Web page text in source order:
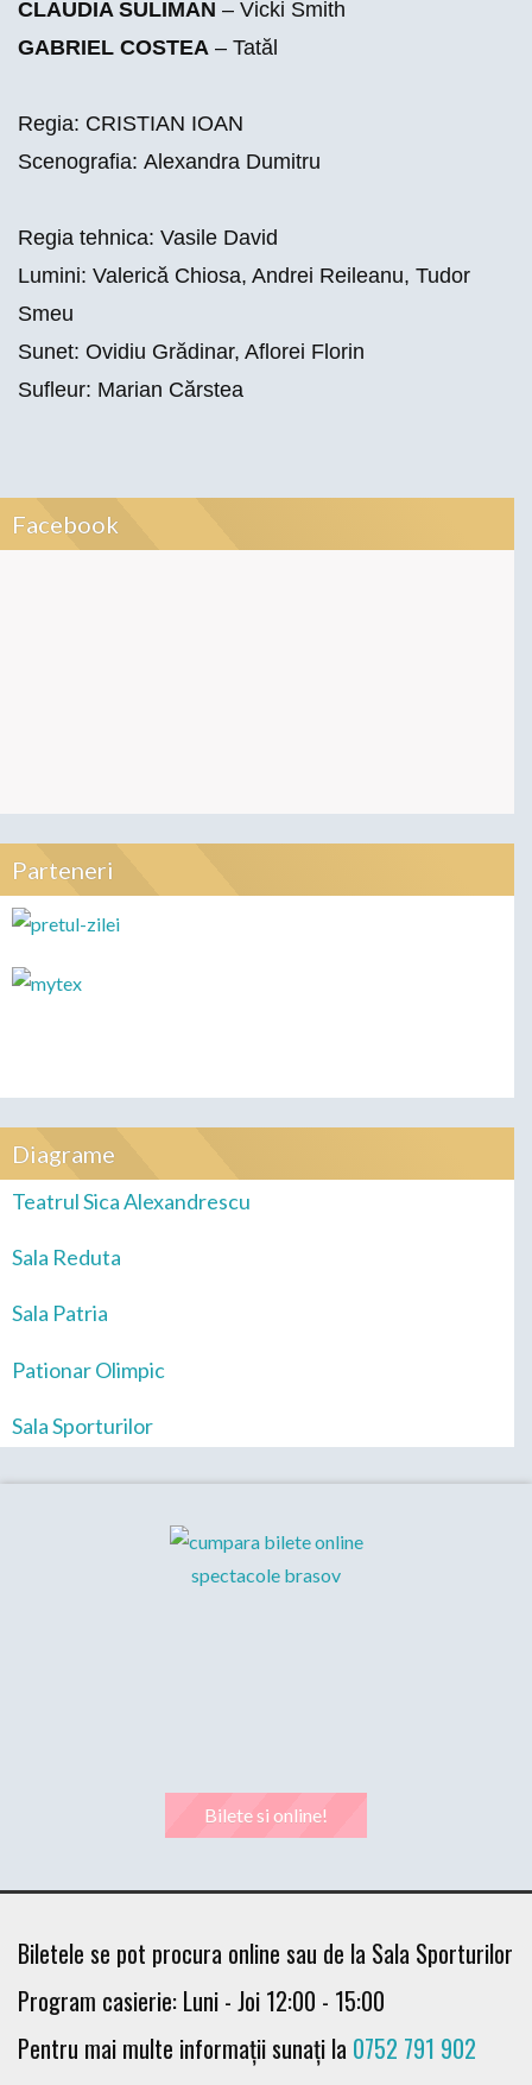
CLAUDIA SULIMAN – Vicki Smith
GABRIEL COSTEA – Tatăl
Regia: CRISTIAN IOAN
Scenografia: Alexandra Dumitru
Regia tehnica: Vasile David
Lumini: Valerică Chiosa, Andrei Reileanu, Tudor
Smeu
Sunet: Ovidiu Grădinar, Aflorei Florin
Sufleur: Marian Cărstea
Facebook
Parteneri
Diagrame
Teatrul Sica Alexandrescu
Sala Reduta
Sala Patria
Pationar Olimpic
Sala Sporturilor
Bilete si online!
Biletele se pot procura online sau de la Sala Sporturilor
Program casierie: Luni - Joi 12:00 - 15:00
Pentru mai multe informații sunați la 0752 791 902